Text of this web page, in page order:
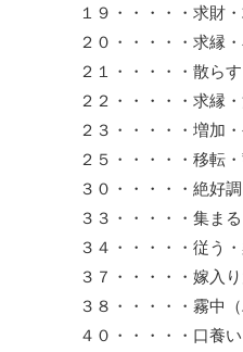
１９・・・・・求財
２０・・・・・求縁
２１・・・・・散ら
２２・・・・・求縁
２３・・・・・増加
２５・・・・・移転
３０・・・・・絶好
３３・・・・・集ま
３４・・・・・従う
３７・・・・・嫁入
３８・・・・・霧中
４０・・・・・口養